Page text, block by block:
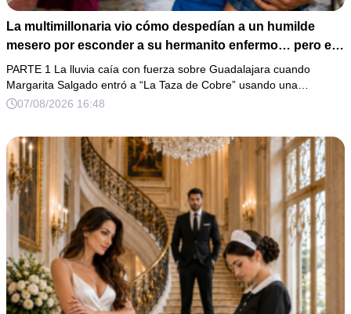
La multimillonaria vio cómo despedían a un humilde
mesero por esconder a su hermanito enfermo… pero el
verdadero escándalo estaba a punto de estallar.
PARTE 1 La lluvia caía con fuerza sobre Guadalajara cuando
Margarita Salgado entró a “La Taza de Cobre” usando una…
07/08/2026 16:48